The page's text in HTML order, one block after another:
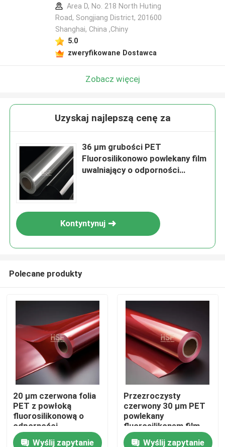
Dom
Produkty
Filmy
Area D, No. 218 North Huting
Road, Songjiang District, 201600
Shanghai, China ,Chiny
5.0
zweryfikowane Dostawca
Zobacz więcej
Uzyskaj najlepszą cenę za
36 μm grubości PET
Fluorosilikonowo powlekany film
uwalniający o odporności
Kontyntynuj
Polecane produkty
20 µm czerwona folia
PET z powłoką
fluorosilikonową o
odporności
chemicznej do
Wyślij zapytanie
Przezroczysty
czerwony 30 μm PET
powlekany
fluorosilikonem film
uwalniający o
Wyślij zapytanie